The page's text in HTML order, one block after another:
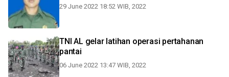
29 June 2022 18:52 WIB, 2022
TNI AL gelar latihan operasi pertahanan
pantai
06 June 2022 13:47 WIB, 2022